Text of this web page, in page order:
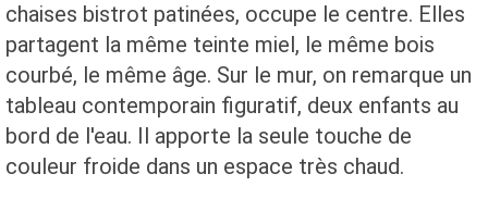
chaises bistrot patinées, occupe le centre. Elles
partagent la même teinte miel, le même bois
courbé, le même âge. Sur le mur, on remarque un
tableau contemporain figuratif, deux enfants au
bord de l'eau. Il apporte la seule touche de
couleur froide dans un espace très chaud.